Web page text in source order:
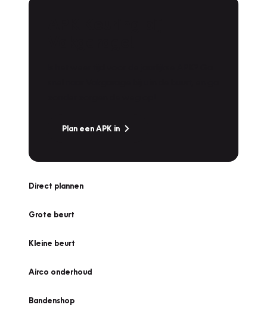
Plan een APK in
Direct plannen
Grote beurt
Kleine beurt
Airco onderhoud
Bandenshop